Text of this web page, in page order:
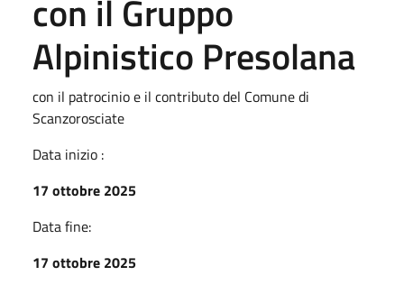
con il Gruppo
Alpinistico Presolana
con il patrocinio e il contributo del Comune di
Scanzorosciate
Data inizio :
17 ottobre 2025
Data fine:
17 ottobre 2025